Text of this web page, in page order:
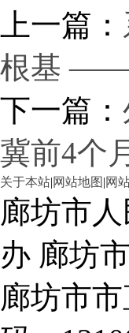
上一篇：
根基 ——
下一篇：
冀前4个
关于本站|网站地图 |网
廊坊市
办 廊坊
廊坊市